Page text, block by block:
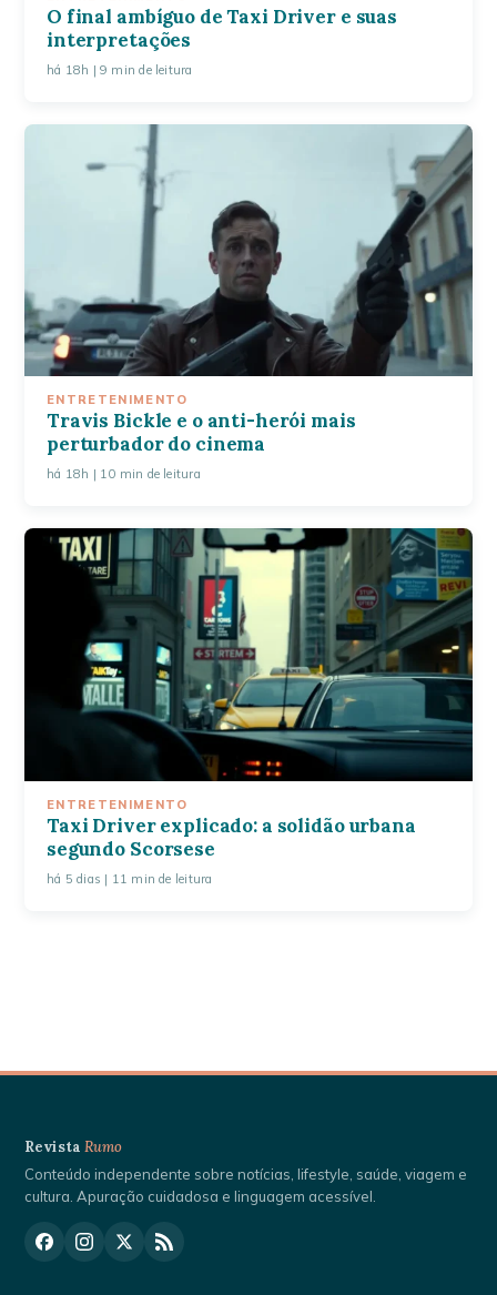
O final ambíguo de Taxi Driver e suas
interpretações
há 18h | 9 min de leitura
ENTRETENIMENTO
Travis Bickle e o anti-herói mais
perturbador do cinema
há 18h | 10 min de leitura
ENTRETENIMENTO
Taxi Driver explicado: a solidão urbana
segundo Scorsese
há 5 dias | 11 min de leitura
RevistaRumo
Conteúdo independente sobre notícias, lifestyle, saúde, viagem e
cultura. Apuração cuidadosa e linguagem acessível.